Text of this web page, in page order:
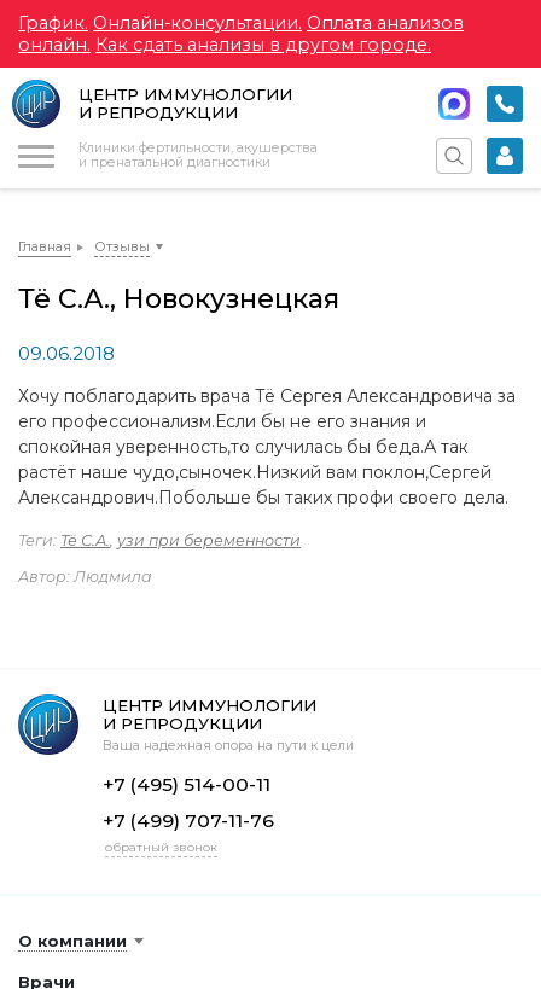
График. Онлайн-консультации. Оплата анализов
онлайн. Как сдать анализы в другом городе.
ЦЕНТР ИММУНОЛОГИИ
И РЕПРОДУКЦИИ
Клиники фертильности, акушерства
и пренатальной диагностики
Главная Отзывы
Тё С.А., Новокузнецкая
09.06.2018
Хочу поблагодарить врача Тё Сергея Александровича за
его профессионализм.Если бы не его знания и
спокойная уверенность,то случилась бы беда.А так
растёт наше чудо,сыночек.Низкий вам поклон,Сергей
Александрович.Побольше бы таких профи своего дела.
Теги: Тё С.А., узи при беременности
Автор: Людмила
ЦЕНТР ИММУНОЛОГИИ
И РЕПРОДУКЦИИ
Ваша надежная опора на пути к цели
+7 (495) 514-00-11
+7 (499) 707-11-76
обратный звонок
О компании
Врачи